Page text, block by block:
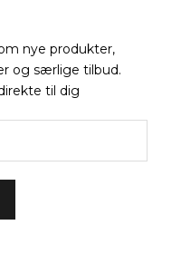
nye produkter,
og særlige tilbud.
til dig